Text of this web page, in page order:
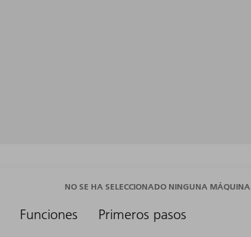
Funciones Primeros pasos
NO SE HA SELECCIONADO NINGUNA MÁQUINA